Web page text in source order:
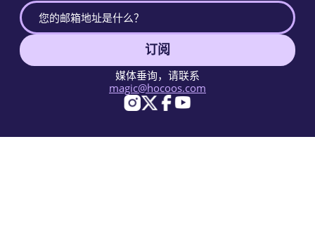
订阅
媒体垂询，请联系
magic@hocoos.com